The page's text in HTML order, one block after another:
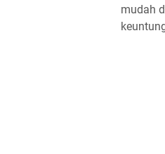
mudah